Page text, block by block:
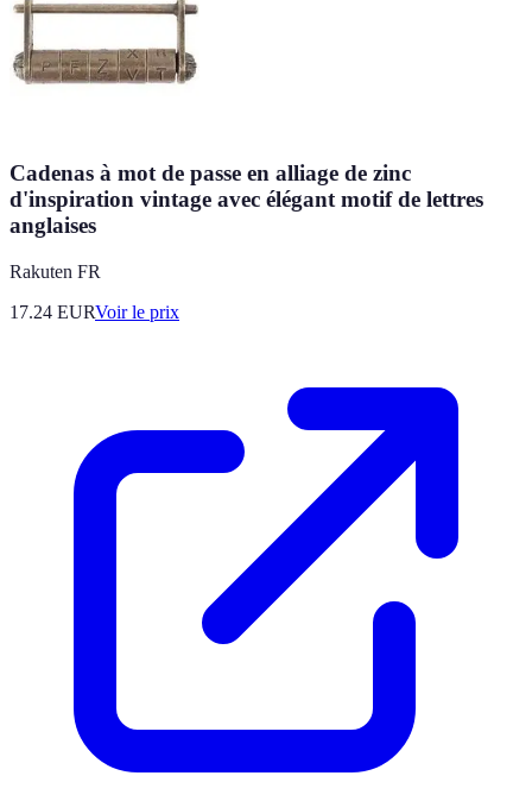
Cadenas à mot de passe en alliage de zinc
d'inspiration vintage avec élégant motif de lettres
anglaises
Rakuten FR
17.24 EURVoir le prix